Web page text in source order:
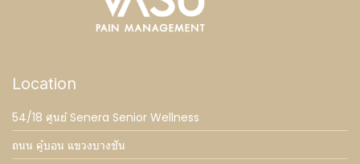
Location
54/18 ศูนย์ Senera Senior Wellness
ถนน คู้บอน แขวงบางชัน